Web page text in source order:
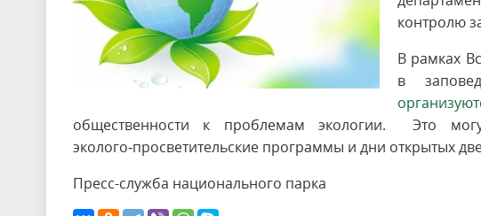
контролю
В рамках
в
общественности к проблемам экологии. Это
эколого‑просветительские программы и дни открытых
Пресс-служба национального парка